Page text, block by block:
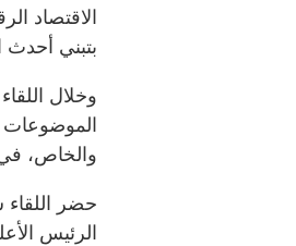
الاقتصاد
بتبني أحدث
وخلال
الموضوعات
والخاص، في
حضر
الرئيس